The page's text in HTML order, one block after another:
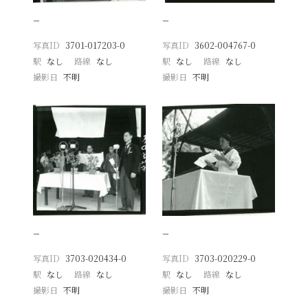
−
写真ID 3701-017203-0
駅 なし 路線 なし
撮影日
不明
−
写真ID 3602-004767-0
駅 なし 路線 なし
撮影日 不明
−
写真ID 3703-020434-0
駅 なし 路線 なし
撮影日
不明
−
写真ID 3703-020229-0
駅 なし 路線 なし
撮影日 不明